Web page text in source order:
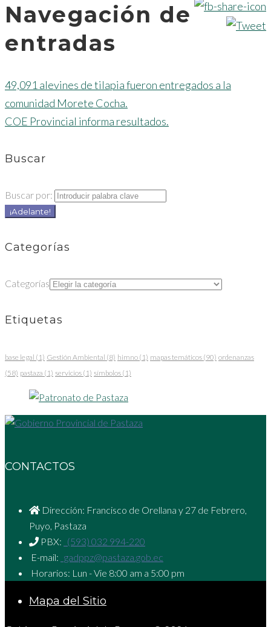
Navegación de
entradas
49,091 alevines de tilapia fueron entregados a la
comunidad Morete Cocha.
COE Provincial informa resultados.
Buscar
Buscar por:
¡Adelante!
Categorías
Categorías
Etiquetas
base legal (1) Gestión Ambiental (8) himno (1) mapas temáticos (90) ordenanzas
(58) pastaza (1) servicios (1) símbolos (1)
CONTACTOS
Dirección: Francisco de Orellana y 27 de Febrero,
Puyo, Pastaza
PBX: (593) 032 994-220
E-mail: gadppz@pastaza.gob.ec
Horarios: Lun - Vie 8:00 am a 5:00 pm
Mapa del Sitio